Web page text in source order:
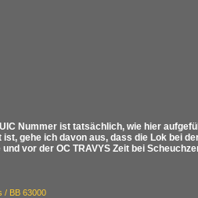
Nummer ist tatsächlich, wie hier
gehe ich davon aus, dass die Lok bei
vor der OC TRAVYS Zeit bei
/ BB 63000